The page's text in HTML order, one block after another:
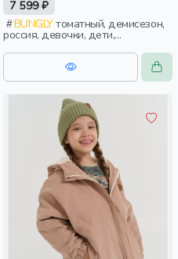
7 599 ₽
BUNGLYтоматный, демисезон,
россия, девочки, дети,
школьники, подростки